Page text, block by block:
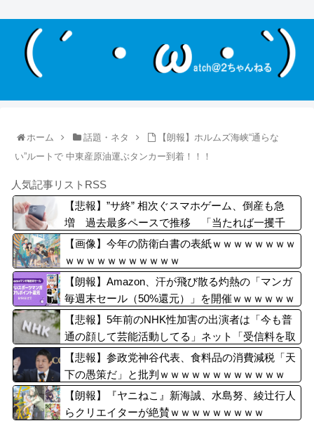
ホーム 話題・ネタ
【朗報】ホルムズ海峡“通らな
い”ルートで 中東産原油運ぶタンカー到着！！！
人気記事リストRSS
【悲報】”サ終” 相次ぐスマホゲーム、倒産も急
増 過去最多ペースで推移 「当たれば一攫千
金」過去の時代に
【画像】今年の防衛白書の表紙ｗｗｗｗｗｗｗｗ
ｗｗｗｗｗｗｗｗｗｗｗ
【朗報】Amazon、汗が飛び散る灼熱の「マンガ
毎週末セール（50%還元）」を開催ｗｗｗｗｗｗ
ｗｗｗｗ
【悲報】5年前のNHK性加害の出演者は「今も普
通の顔して芸能活動してる」ネット「受信料を取
るくらいなら詳細を伝えよ」
【悲報】参政党神谷代表、食料品の消費減税「天
下の愚策だ」と批判ｗｗｗｗｗｗｗｗｗｗｗｗ
【朗報】『ヤニねこ』新海誠、水島努、綾辻行人
らクリエイターが絶賛ｗｗｗｗｗｗｗｗｗ